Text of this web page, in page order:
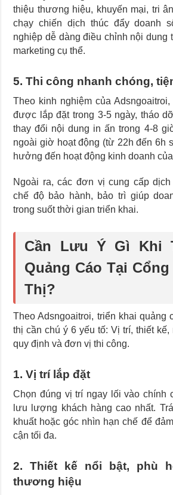
thiệu thương hiệu, khuyến mại, tri
chạy chiến dịch thúc đẩy doanh
nghiệp dễ dàng điều chỉnh nội dung
marketing cụ thể.
5. Thi công nhanh chóng,
Theo kinh nghiệm của
được lắp đặt trong 3-5 ngày, tháo
thay đổi nội dung in ấn trong 4-8
ngoài giờ hoạt động (từ 22h đến 6h
hưởng đến hoạt động kinh doanh
Ngoài ra, các đơn vị cung cấp
chế độ bảo hành, bảo trì giúp
trong suốt thời gian triển khai.
Cần Lưu Ý Gì Khi
Quảng Cáo Tại
Thị?
Theo Adsngoaitroi, triển khai quảng
thị cần chú ý 6 yếu tố: Vị trí, thiết kế,
quy định và đơn vị thi công.
1. Vị trí lắp đặt
Chọn đúng vị trí ngay lối vào chính
lưu lượng khách hàng cao nhất.
khuất hoặc góc nhìn hạn chế để
cận tối đa.
2. Thiết kế nổi bật, phù
thương hiệu